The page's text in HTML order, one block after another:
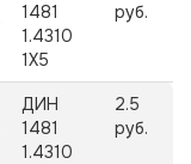
1481
1.4310
1X5
руб.
ДИН
1481
1.4310
2.5
руб.